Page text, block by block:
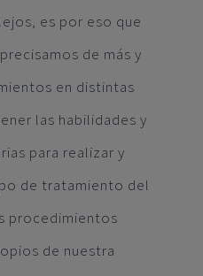
es por eso que
de más y
en distintas
las habilidades y
para realizar y
de tratamiento del
procedimientos
de nuestra